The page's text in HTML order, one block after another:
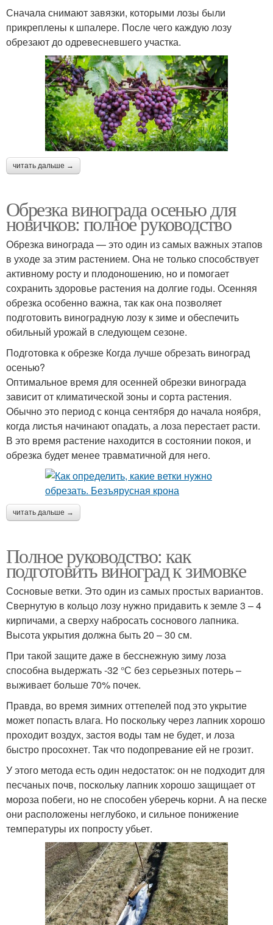
Сначала снимают завязки, которыми лозы были
прикреплены к шпалере. После чего каждую лозу
обрезают до одревесневшего участка.
читать дальше →
Обрезка винограда осенью для
новичков: полное руководство
Обрезка винограда — это один из самых важных этапов
в уходе за этим растением. Она не только способствует
активному росту и плодоношению, но и помогает
сохранить здоровье растения на долгие годы. Осенняя
обрезка особенно важна, так как она позволяет
подготовить виноградную лозу к зиме и обеспечить
обильный урожай в следующем сезоне.
Подготовка к обрезке Когда лучше обрезать виноград
осенью?
Оптимальное время для осенней обрезки винограда
зависит от климатической зоны и сорта растения.
Обычно это период с конца сентября до начала ноября,
когда листья начинают опадать, а лоза перестает расти.
В это время растение находится в состоянии покоя, и
обрезка будет менее травматичной для него.
читать дальше →
Полное руководство: как
подготовить виноград к зимовке
Сосновые ветки. Это один из самых простых вариантов.
Свернутую в кольцо лозу нужно придавить к земле 3 – 4
кирпичами, а сверху набросать соснового лапника.
Высота укрытия должна быть 20 – 30 см.
При такой защите даже в бесснежную зиму лоза
способна выдержать -32 °С без серьезных потерь –
выживает больше 70% почек.
Правда, во время зимних оттепелей под это укрытие
может попасть влага. Но поскольку через лапник хорошо
проходит воздух, застоя воды там не будет, и лоза
быстро просохнет. Так что подопревание ей не грозит.
У этого метода есть один недостаток: он не подходит для
песчаных почв, поскольку лапник хорошо защищает от
мороза побеги, но не способен уберечь корни. А на песке
они расположены неглубоко, и сильное понижение
температуры их попросту убьет.